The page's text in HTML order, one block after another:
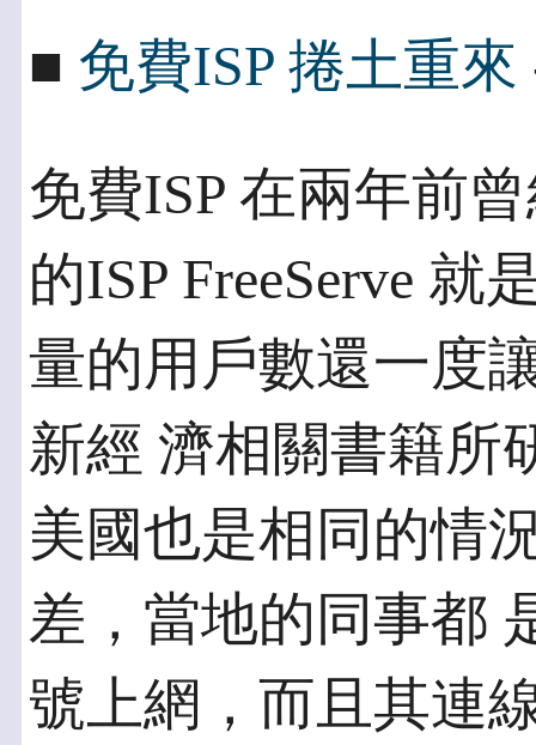
■ 免費ISP 捲土重來
免費ISP 在兩年前
的ISP FreeServe 就
量的用戶數還一度
新經 濟相關書籍所
美國也是相同的情
差，當地的同事都
號上網，而且其連